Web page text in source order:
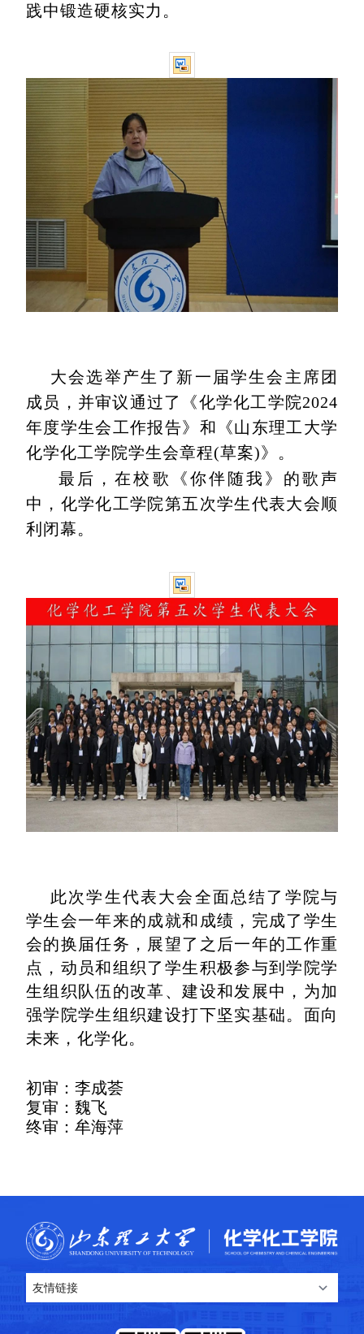
践中锻造硬核实力。
大会选举产生了新一届学生会主席团
成员，并审议通过了《化学化工学院2024
年度学生会工作报告》和《山东理工大学
化学化工学院学生会章程(草案)》。
最后，在校歌《你伴随我》的歌声
中，化学化工学院第五次学生代表大会顺
利闭幕。
此次学生代表大会全面总结了学院与
学生会一年来的成就和成绩，完成了学生
会的换届任务，展望了之后一年的工作重
点，动员和组织了学生积极参与到学院学
生组织队伍的改革、建设和发展中，为加
强学院学生组织建设打下坚实基础。面向
未来，化学化。
初审：李成荟
复审：魏飞
终审：牟海萍